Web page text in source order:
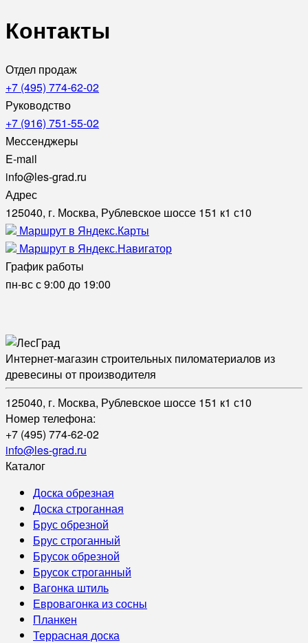
Контакты
Отдел продаж
+7 (495) 774-62-02
Руководство
+7 (916) 751-55-02
Мессенджеры
E-mail
info@les-grad.ru
Адрес
125040, г. Москва, Рублевское шоссе 151 к1 с10
Маршрут в Яндекс.Карты
Маршрут в Яндекс.Навигатор
График работы
пн-вс с 9:00 до 19:00
Интернет-магазин строительных пиломатериалов из
древесины от производителя
125040, г. Москва, Рублевское шоссе 151 к1 с10
Номер телефона:
+7 (495) 774-62-02
info@les-grad.ru
Каталог
Доска обрезная
Доска строганная
Брус обрезной
Брус строганный
Брусок обрезной
Брусок строганный
Вагонка штиль
Евровагонка из сосны
Планкен
Террасная доска